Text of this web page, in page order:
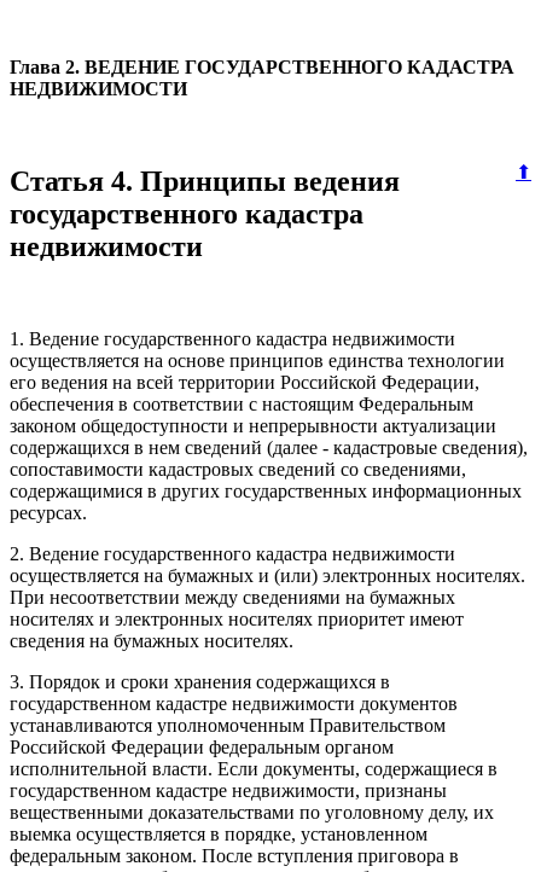
Глава 2. ВЕДЕНИЕ ГОСУДАРСТВЕННОГО КАДАСТРА
НЕДВИЖИМОСТИ
⬆
Статья 4. Принципы ведения
государственного кадастра
недвижимости
1. Ведение государственного кадастра недвижимости
осуществляется на основе принципов единства технологии
его ведения на всей территории Российской Федерации,
обеспечения в соответствии с настоящим Федеральным
законом общедоступности и непрерывности актуализации
содержащихся в нем сведений (далее - кадастровые сведения),
сопоставимости кадастровых сведений со сведениями,
содержащимися в других государственных информационных
ресурсах.
2. Ведение государственного кадастра недвижимости
осуществляется на бумажных и (или) электронных носителях.
При несоответствии между сведениями на бумажных
носителях и электронных носителях приоритет имеют
сведения на бумажных носителях.
3. Порядок и сроки хранения содержащихся в
государственном кадастре недвижимости документов
устанавливаются уполномоченным Правительством
Российской Федерации федеральным органом
исполнительной власти. Если документы, содержащиеся в
государственном кадастре недвижимости, признаны
вещественными доказательствами по уголовному делу, их
выемка осуществляется в порядке, установленном
федеральным законом. После вступления приговора в